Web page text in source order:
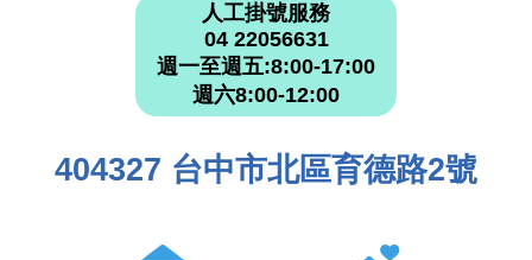
人工掛號服務
04 22056631
週一至週五:8:00-17:00
週六8:00-12:00
404327 台中市北區育德路2號